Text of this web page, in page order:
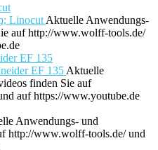
Aktuelle Anwendungs-
auf http://www.wolff-tools.de/
EF 135
Aktuelle
finden Sie auf
auf https://www.youtube.de
Anwendungs- und
http://www.wolff-tools.de/ und